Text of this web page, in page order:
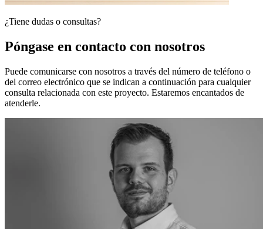
¿Tiene dudas o consultas?
Póngase en contacto con nosotros
Puede comunicarse con nosotros a través del número de teléfono o
del correo electrónico que se indican a continuación para cualquier
consulta relacionada con este proyecto. Estaremos encantados de
atenderle.